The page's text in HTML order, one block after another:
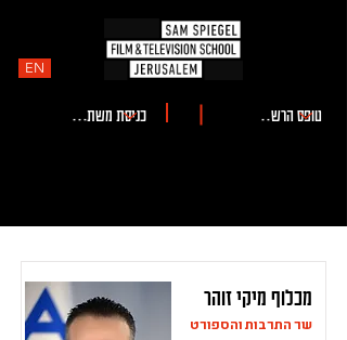
EN
מכלוף מיקי זוהר
שר התרבות והספורט